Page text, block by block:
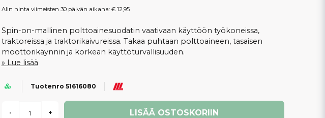
Alin hinta viimeisten 30 päivän aikana: € 12,95
Spin-on-mallinen polttoainesuodatin vaativaan käyttöön työkoneissa,
traktoreissa ja traktorikaivureissa. Takaa puhtaan polttoaineen, tasaisen
moottorikäynnin ja korkean käyttöturvallisuuden.
Lue lisää
Tuotenro 51616080
- + LISÄÄ OSTOSKORIIN